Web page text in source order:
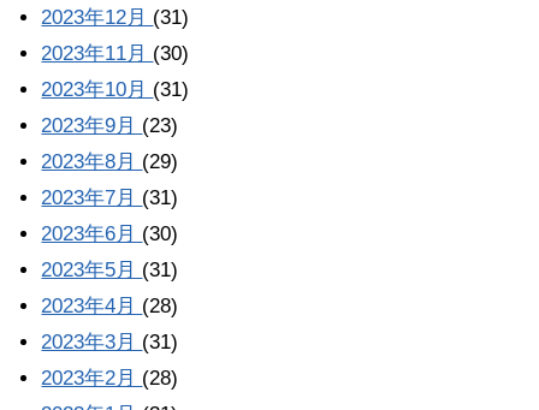
2023年12月 (31)
2023年11月 (30)
2023年10月 (31)
2023年9月 (23)
2023年8月 (29)
2023年7月 (31)
2023年6月 (30)
2023年5月 (31)
2023年4月 (28)
2023年3月 (31)
2023年2月 (28)